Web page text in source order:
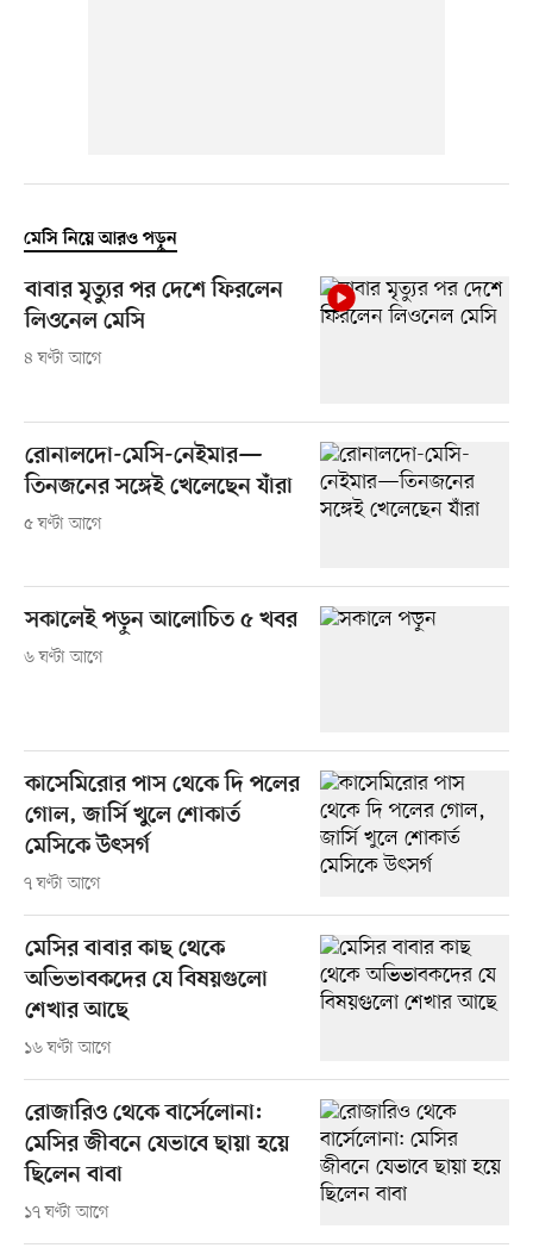
মেসি নিয়ে আরও পড়ুন
বাবার মৃত্যুর পর দেশে ফিরলেন
লিওনেল মেসি
৪ ঘণ্টা আগে
রোনালদো-মেসি-নেইমার—
তিনজনের সঙ্গেই খেলেছেন যাঁরা
৫ ঘণ্টা আগে
সকালেই পড়ুন আলোচিত ৫ খবর
৬ ঘণ্টা আগে
কাসেমিরোর পাস থেকে দি পলের
গোল, জার্সি খুলে শোকার্ত
মেসিকে উৎসর্গ
৭ ঘণ্টা আগে
মেসির বাবার কাছ থেকে
অভিভাবকদের যে বিষয়গুলো
শেখার আছে
১৬ ঘণ্টা আগে
রোজারিও থেকে বার্সেলোনা:
মেসির জীবনে যেভাবে ছায়া হয়ে
ছিলেন বাবা
১৭ ঘণ্টা আগে